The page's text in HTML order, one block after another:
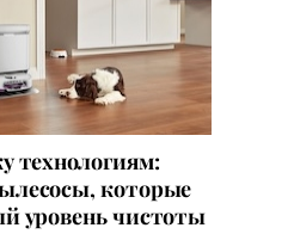
технологиям:
которые
уровень чистоты